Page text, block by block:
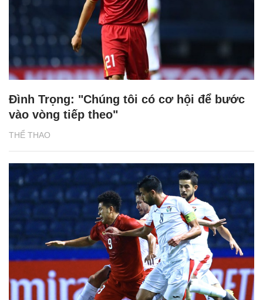
THỂ THAO
Đình Trọng: "Chúng tôi có cơ hội để bước
vào vòng tiếp theo"